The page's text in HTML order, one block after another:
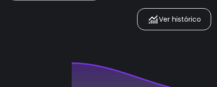
Ver histórico